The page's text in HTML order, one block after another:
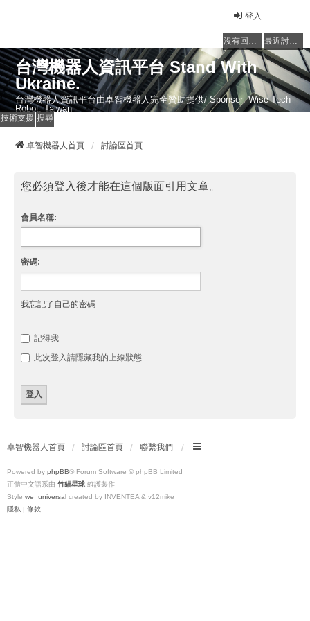
登入
沒有回覆的主題 最近討論的主題
台灣機器人資訊平台 Stand With
Ukraine.
台灣機器人資訊平台由卓智機器人完全贊助提供/ Sponser: Wise-Tech
Robot, Taiwan
技術支援 搜尋
卓智機器人首頁 討論區首頁
您必須登入後才能在這個版面引用文章。
會員名稱:
密碼:
我忘記了自己的密碼
記得我
此次登入請隱藏我的上線狀態
卓智機器人首頁 討論區首頁 聯繫我們
Powered by phpBB® Forum Software © phpBB Limited
正體中文語系由 竹貓星球 維護製作
Style we_universal created by INVENTEA & v12mike
隱私 | 條款